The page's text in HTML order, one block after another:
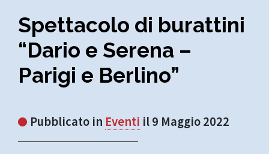
Spettacolo di burattini
“Dario e Serena –
Parigi e Berlino”
Pubblicato in Eventi il 9 Maggio 2022